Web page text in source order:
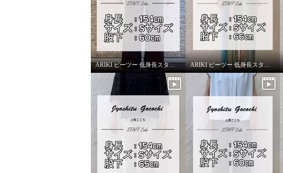
ピーツー え！？はいてないみ
たい？ 純日本製 美脚ストレ
ピーツー え！？はいてないみ
たい？ 純日本製 美脚ストレ
ARIKI ピーツー 低身長スタッフがはいてみました！ ARIKI ピーツー 低身長スタッフがはいてみました！